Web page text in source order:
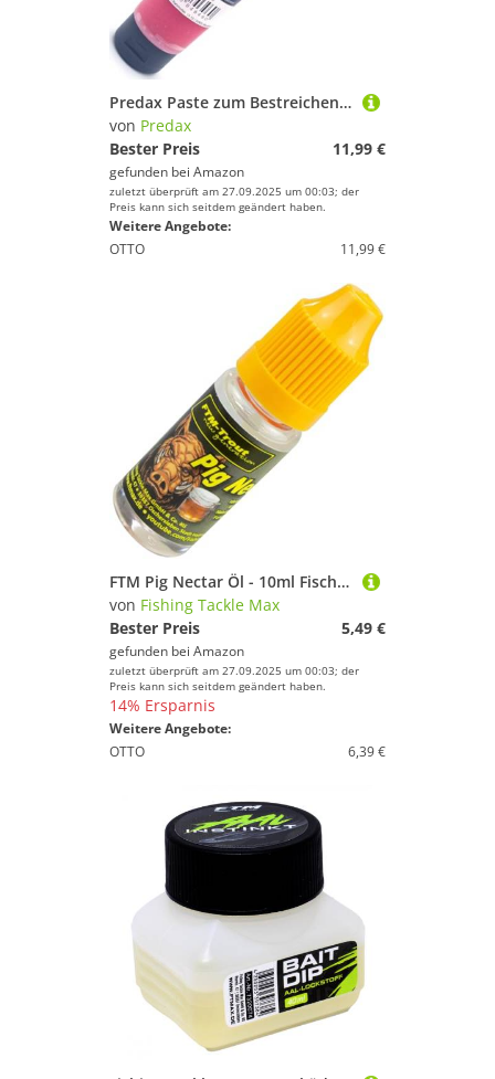
Predax Paste zum Bestreichen von Ködern zum Raubfischangeln Raubfischpaste 100ml Paste, Hecht, Zander, Barsch, Lockstoff, Fischköder, Farbe/Aroma:Rot/Krustentier
von Predax
Bester Preis
11,99 €
gefunden bei Amazon
zuletzt überprüft am 27.09.2025 um 00:03; der
Preis kann sich seitdem geändert haben.
Weitere Angebote:
OTTO
11,99 €
FTM Pig Nectar Öl - 10ml Fischlockstoff für Forellenköder, Forellenöl, Forellen Lockstoff zum Angeln, Lockmittel für Forellenteiche & Forellenseen
von Fishing Tackle Max
Bester Preis
5,49 €
gefunden bei Amazon
zuletzt überprüft am 27.09.2025 um 00:03; der
Preis kann sich seitdem geändert haben.
14% Ersparnis
Weitere Angebote:
OTTO
6,39 €